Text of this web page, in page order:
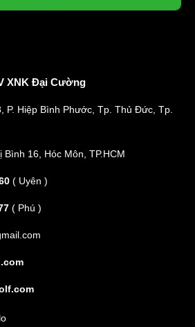
XNK Đại Cường
P. Hiệp Bình Phước, Tp. Thủ Đức, Tp.
16, Hóc Môn, TP.HCM
( Uyên )
( Phú )